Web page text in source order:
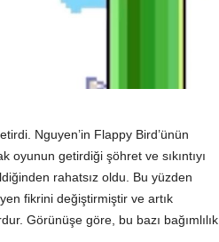
Nguyen’in Flappy Bird’ünün
getirdiği şöhret ve sıkıntıyı
rahatsız oldu. Bu yüzden
fikrini değiştirmiştir ve artık
Görünüşe göre, bu bazı bağımlılık